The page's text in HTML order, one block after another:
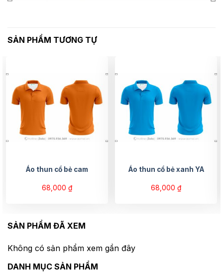
SẢN PHẨM TƯƠNG TỰ
Áo thun cổ bẻ cam
68,000 ₫
Áo thun cổ bẻ xanh YA
68,000 ₫
SẢN PHẨM ĐÃ XEM
Không có sản phẩm xem gần đây
DANH MỤC SẢN PHẨM